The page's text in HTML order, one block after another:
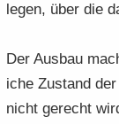
le­gen, über die
Der Aus­bau
i­che Zu­stand
nicht ge­recht